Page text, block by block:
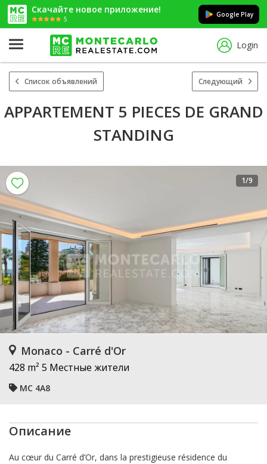
Скачайте новое приложение!
5
Google Play
Login
Список объявлений Следующий
APPARTEMENT 5 PIECES DE GRAND
STANDING
1/9
Monaco - Carré d'Or
428 m² 5 Местные жители
MC 4A8
Описание
Au cœur du Carré d’Or, dans la prestigieuse résidence du